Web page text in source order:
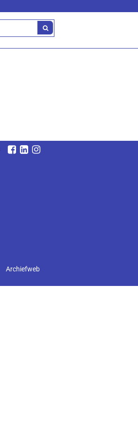
Archiefweb